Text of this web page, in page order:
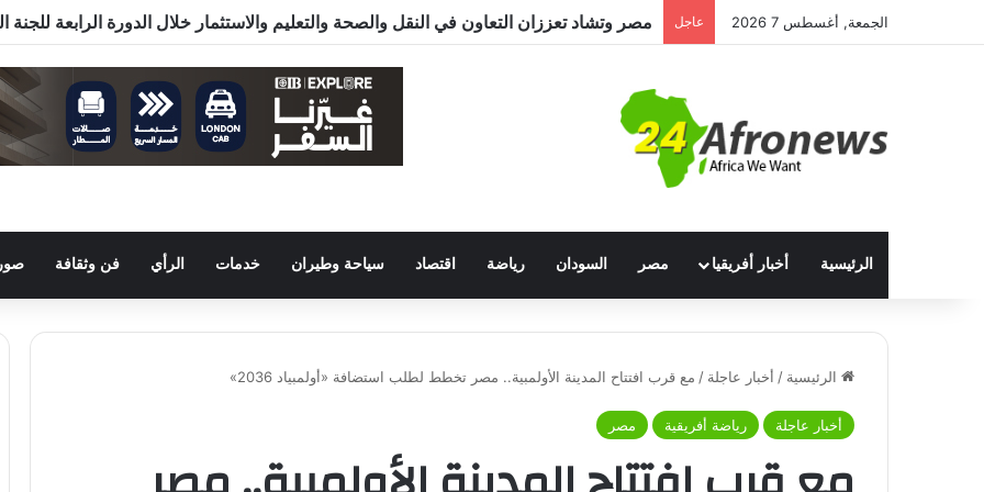
الجمعة, أغسطس 7 2026 عاجل مصر وتشاد تعززان التعاون في النقل والصحة والتعليم والاستثمار خلال الدورة الرابعة للجنة
الرئيسية أخبار أفريقيا مصر السودان رياضة اقتصاد سياحة وطيران خدمات الرأي فن وثقافة
الرئيسية / أخبار عاجلة / مع قرب افتتاح المدينة الأولمبية.. مصر تخطط لطلب استضافة «أولمبياد 2036»
أخبار عاجلة رياضة أفريقية مصر